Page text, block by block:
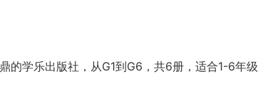
学乐出版社，从G1到G6，共6册，适合1-6年级